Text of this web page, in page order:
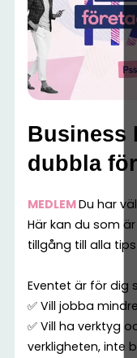
Business
dubbla
MEDLEMDu har
Här kan du som
tillgång till alla
Eventet är för dig
✅ Vill jobba
✅ Vill ha verktyg
verkligheten, inte